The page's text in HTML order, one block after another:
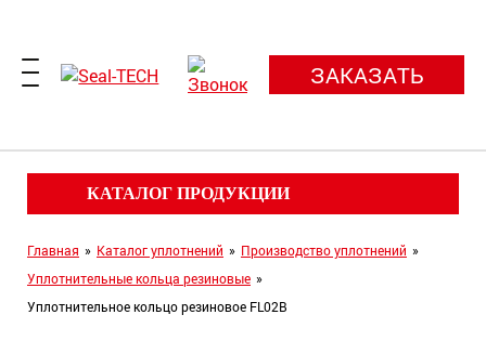
ЗАКАЗАТЬ
КАТАЛОГ ПРОДУКЦИИ
Главная » Каталог уплотнений » Производство уплотнений »
Уплотнительные кольца резиновые »
Уплотнительное кольцо резиновое FL02B